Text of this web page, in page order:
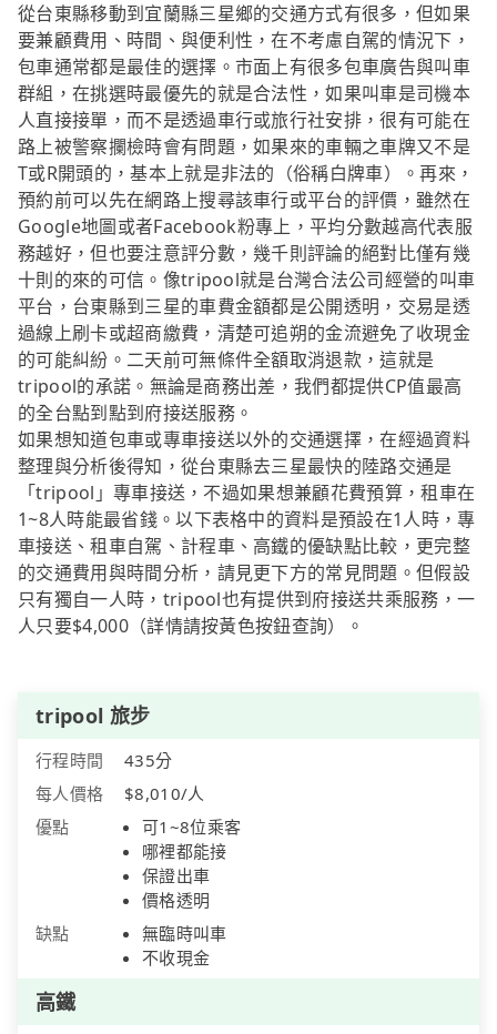
從台東縣移動到宜蘭縣三星鄉的交通方式有很多，但如果
要兼顧費用、時間、與便利性，在不考慮自駕的情況下，
包車通常都是最佳的選擇。市面上有很多包車廣告與叫車
群組，在挑選時最優先的就是合法性，如果叫車是司機本
人直接接單，而不是透過車行或旅行社安排，很有可能在
路上被警察攔檢時會有問題，如果來的車輛之車牌又不是
T或R開頭的，基本上就是非法的（俗稱白牌車）。再來，
預約前可以先在網路上搜尋該車行或平台的評價，雖然在
Google地圖或者Facebook粉專上，平均分數越高代表服
務越好，但也要注意評分數，幾千則評論的絕對比僅有幾
十則的來的可信。像tripool就是台灣合法公司經營的叫車
平台，台東縣到三星的車費金額都是公開透明，交易是透
過線上刷卡或超商繳費，清楚可追朔的金流避免了收現金
的可能糾紛。二天前可無條件全額取消退款，這就是
tripool的承諾。無論是商務出差，我們都提供CP值最高
的全台點到點到府接送服務。
如果想知道包車或專車接送以外的交通選擇，在經過資料
整理與分析後得知，從台東縣去三星最快的陸路交通是
「tripool」專車接送，不過如果想兼顧花費預算，租車在
1~8人時能最省錢。以下表格中的資料是預設在1人時，專
車接送、租車自駕、計程車、高鐵的優缺點比較，更完整
的交通費用與時間分析，請見更下方的常見問題。但假設
只有獨自一人時，tripool也有提供到府接送共乘服務，一
人只要$4,000（詳情請按黃色按鈕查詢）。
tripool 旅步
行程時間
435分
每人價格
$8,010/人
優點
可1~8位乘客
哪裡都能接
保證出車
價格透明
缺點
無臨時叫車
不收現金
高鐵